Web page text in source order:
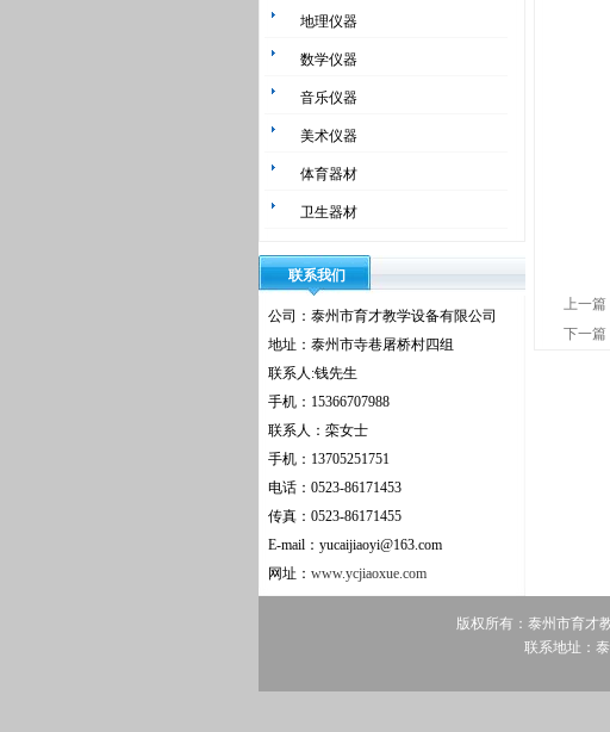
地理仪器
数学仪器
音乐仪器
美术仪器
体育器材
卫生器材
联系我们
公司：泰州市育才教学设备有限公司
地址：泰州市寺巷屠桥村四组
联系人:钱先生
手机：15366707988
联系人：栾女士
手机：13705251751
电话：0523-86171453
传真：0523-86171455
E-mail：yucaijiaoyi@163.com
网址： www.ycjiaoxue.com
上一篇
下一篇
版权所有：泰州市育才
联系地址：